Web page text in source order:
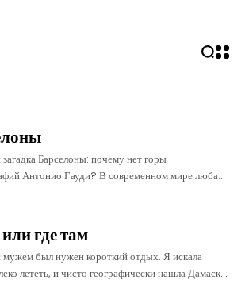
Барселоны: почему нет горы
Антонио Гауди? В современном мире любая
длинный хвост из книг. Я даже не о
где там
был нужен короткий отдых. Я искала
лететь, и чисто географически нашла Дамаск.
Дамаск располагался где-то между